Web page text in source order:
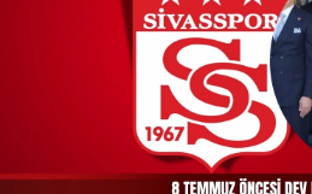
SPONSORLU YAZI
TEKNOLOJİ